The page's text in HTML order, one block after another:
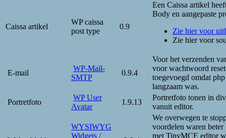
Caissa artikel
WP caissa
post type
0.9
Een Caissa artikel
Body en aangepaste
Zie hier voor
Zie hier voor
E-mail
WP-Mail-
SMTP
0.9.4
Voor het verzenden
voor wachtwoord
toegevoegd omdat
langzaam was.
Portretfoto
WP User
Avatar
1.9.13
Portretfoto tonen in
vanuit editor.
WYSIWYG
Widgets /
We overwegen te
voordelen waren
met TinyMCE editor